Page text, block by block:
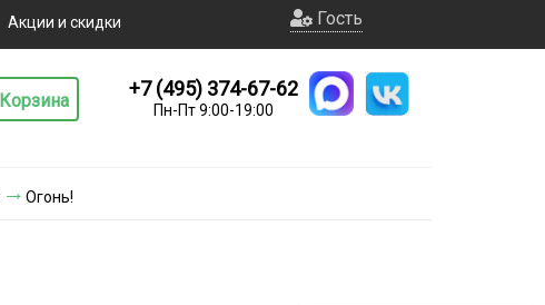
Акции и скидки Гость
Корзина
+7 (495) 374-67-62
Пн-Пт 9:00-19:00
Огонь!